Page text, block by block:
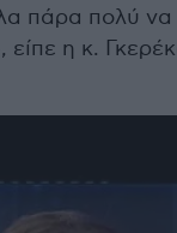
πάρα πολύ
είπε η κ.